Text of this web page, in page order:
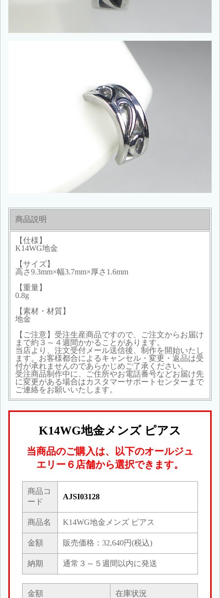
商品説明
【仕様】
K14WG地金
【サイズ】
高さ9.3mm×幅3.7mm×厚さ1.6mm
【重量】
0.8g
【素材・材質】
地金
【ご注意】受注生産商品ですので、ご注文からお届け
まで約３～４週間かかることがあります。
当店より、注文受付メール送信後、制作を開始いたし
ます。お客様都合によるキャンセル・変更・返品は受
付が承れませんのであらかじめご了承ください。
受注商品制作中に、ご住所やお電話番号などお届け先
に変更がある場合はカスタマーサポートセンターまで
ご連絡をお願いいたします。
K14WG地金メンズ ピアス
当商品のご購入は、以下のオールジュ
エリー６店舗から選択できます。
商品コ
ード
AJSI03128
商品名 K14WG地金メンズ ピアス
金額 販売価格：32,640円(税込)
納期 通常３～５週間以内に発送
金額 在庫状況